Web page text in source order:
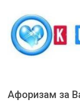
Афоризам за